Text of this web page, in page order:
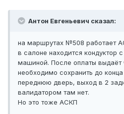
Антон Евгеньевич сказал:
на маршрутах №508 работает
в салоне находится кондуктор
машиной. После оплаты выдаёт
необходимо сохранить до
переднюю дверь, выход в 2
валидатором там нет.
Но это тоже АСКП